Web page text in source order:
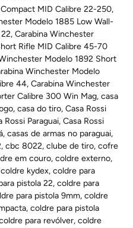
MID Calibre 22-250,
Modelo 1885 Low Wall-
,Carabina Winchester
Rifle MID Calibre 45-70
Modelo 1892 Short
Winchester Modelo
44,Carabina Winchester
Calibre 300 Win Mag,casa
,casa do tiro,Casa Rossi
Rossi Paraguai,Casa Rossi
,casas de armas no paraguai,
,cbc 8022,clube de tiro,cofre
em couro,coldre externo,
coldre kydex,coldre para
pistola 22,coldre para
para pistola 9mm,coldre
,coldre para pistola
para revólver,coldre